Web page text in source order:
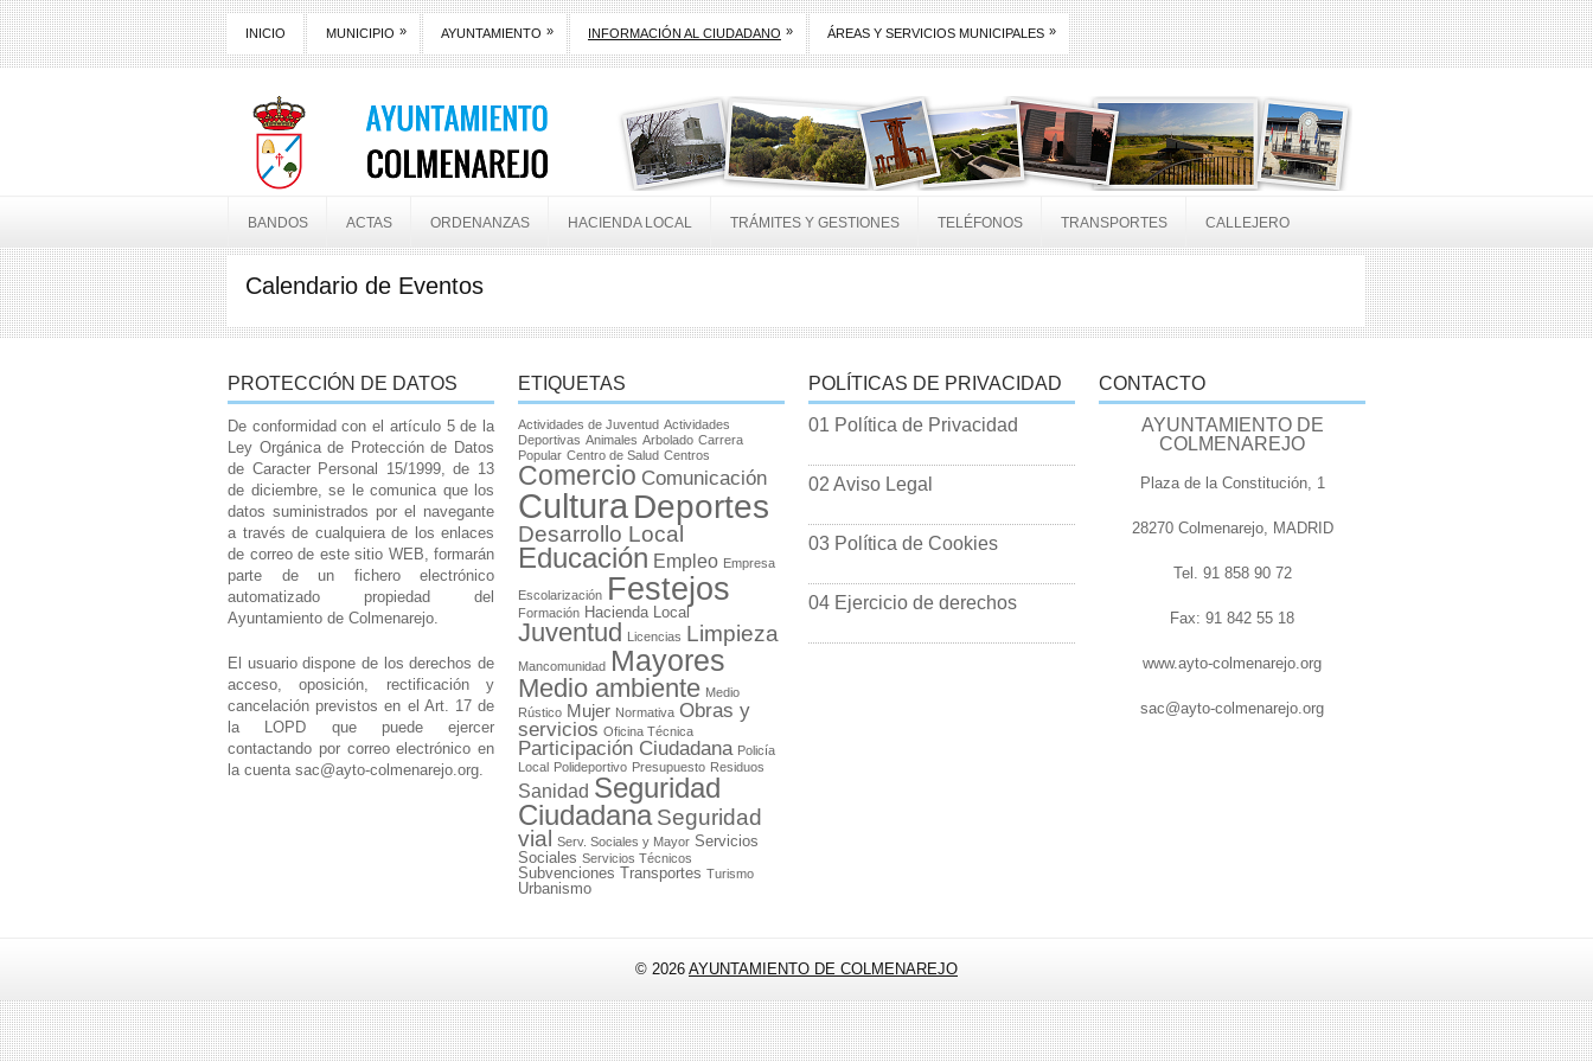
INICIO MUNICIPIO » AYUNTAMIENTO » INFORMACIÓN AL CIUDADANO » ÁREAS Y SERVICIOS MUNICIPALES »
BANDOS ACTAS ORDENANZAS HACIENDA LOCAL TRÁMITES Y GESTIONES TELÉFONOS TRANSPORTES CALLEJERO
Calendario de Eventos
PROTECCIÓN DE DATOS
De conformidad con el artículo 5 de la
Ley Orgánica de Protección de Datos
de Caracter Personal 15/1999, de 13
de diciembre, se le comunica que los
datos suministrados por el navegante
a través de cualquiera de los enlaces
de correo de este sitio WEB, formarán
parte de un fichero electrónico
automatizado propiedad del
Ayuntamiento de Colmenarejo.
El usuario dispone de los derechos de
acceso, oposición, rectificación y
cancelación previstos en el Art. 17 de
la LOPD que puede ejercer
contactando por correo electrónico en
la cuenta sac@ayto-colmenarejo.org.
ETIQUETAS
Actividades de Juventud Actividades
Deportivas Animales Arbolado Carrera
Popular Centro de Salud Centros
Comercio Comunicación
CulturaDeportes
Desarrollo Local
Educación Empleo Empresa
Escolarización Festejos
Formación Hacienda Local
Juventud Licencias Limpieza
Mancomunidad Mayores
Medio ambiente Medio
Rústico Mujer Normativa Obras y
servicios Oficina Técnica
Participación Ciudadana Policía
Local Polideportivo Presupuesto Residuos
Sanidad Seguridad
Ciudadana Seguridad
vial
Serv. Sociales y Mayor Servicios
Sociales Servicios Técnicos
Subvenciones Transportes Turismo
Urbanismo
POLÍTICAS DE PRIVACIDAD
01 Política de Privacidad
02 Aviso Legal
03 Política de Cookies
04 Ejercicio de derechos
CONTACTO
AYUNTAMIENTO DE
COLMENAREJO
Plaza de la Constitución, 1
28270 Colmenarejo, MADRID
Tel. 91 858 90 72
Fax: 91 842 55 18
www.ayto-colmenarejo.org
sac@ayto-colmenarejo.org
© 2026 AYUNTAMIENTO DE COLMENAREJO